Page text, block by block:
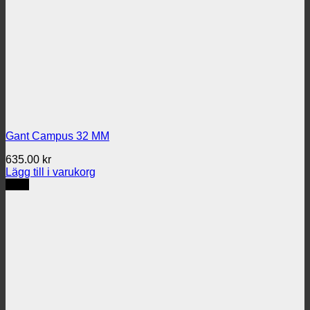
Gant Campus 32 MM
635.00 kr
Lägg till i varukorg